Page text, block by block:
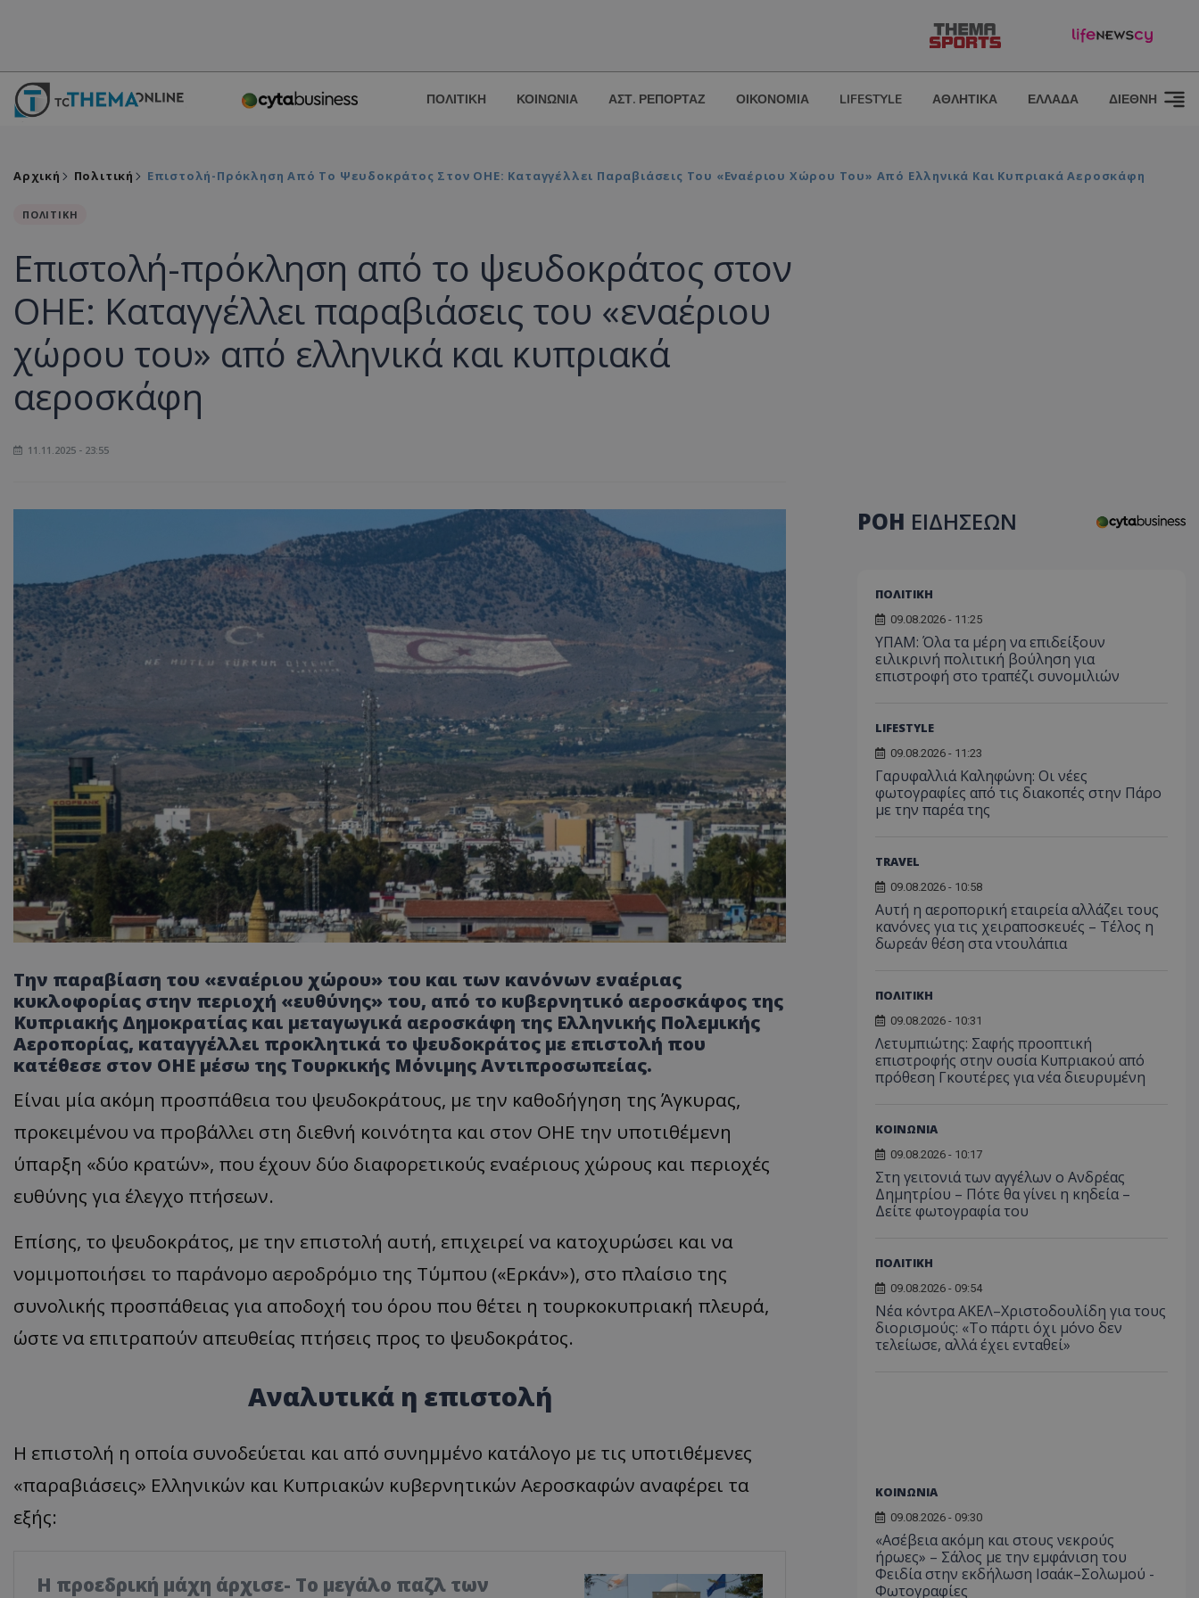
ΠΟΛΙΤΙΚΗ ΚΟΙΝΩΝΙΑ ΑΣΤ. ΡΕΠΟΡΤΑΖ ΟΙΚΟΝΟΜΙΑ LIFESTYLE ΑΘΛΗΤΙΚΑ ΕΛΛΑΔΑ ΔΙΕΘΝΗ
Αρχική Πολιτική Επιστολή-Πρόκληση Από Το Ψευδοκράτος Στον ΟΗΕ: Καταγγέλλει Παραβιάσεις Του «εναέριου Χώρου Του» Από Ελληνικά Και Κυπριακά Αεροσκάφη
ΠΟΛΙΤΙΚΗ
Επιστολή-πρόκληση από το ψευδοκράτος στον
ΟΗΕ: Καταγγέλλει παραβιάσεις του «εναέριου
χώρου του» από ελληνικά και κυπριακά
αεροσκάφη
11.11.2025 - 23:55
Την παραβίαση του «εναέριου χώρου» του και των κανόνων εναέριας
κυκλοφορίας στην περιοχή «ευθύνης» του, από το κυβερνητικό αεροσκάφος της
Κυπριακής Δημοκρατίας και μεταγωγικά αεροσκάφη της Ελληνικής Πολεμικής
Αεροπορίας, καταγγέλλει προκλητικά το ψευδοκράτος με επιστολή που
κατέθεσε στον ΟΗΕ μέσω της Τουρκικής Μόνιμης Αντιπροσωπείας.
Είναι μία ακόμη προσπάθεια του ψευδοκράτους, με την καθοδήγηση της Άγκυρας,
προκειμένου να προβάλλει στη διεθνή κοινότητα και στον ΟΗΕ την υποτιθέμενη
ύπαρξη «δύο κρατών», που έχουν δύο διαφορετικούς εναέριους χώρους και περιοχές
ευθύνης για έλεγχο πτήσεων.
Επίσης, το ψευδοκράτος, με την επιστολή αυτή, επιχειρεί να κατοχυρώσει και να
νομιμοποιήσει το παράνομο αεροδρόμιο της Τύμπου («Ερκάν»), στο πλαίσιο της
συνολικής προσπάθειας για αποδοχή του όρου που θέτει η τουρκοκυπριακή πλευρά,
ώστε να επιτραπούν απευθείας πτήσεις προς το ψευδοκράτος.
Αναλυτικά η επιστολή
Η επιστολή η οποία συνοδεύεται και από συνημμένο κατάλογο με τις υποτιθέμενες
«παραβιάσεις» Ελληνικών και Κυπριακών κυβερνητικών Αεροσκαφών αναφέρει τα
εξής:
Η προεδρική μάχη άρχισε- Το μεγάλο παζλ των
ΡΟΗ ΕΙΔΗΣΕΩΝ
ΠΟΛΙΤΙΚΗ
09.08.2026 - 11:25
ΥΠΑΜ: Όλα τα μέρη να επιδείξουν
ειλικρινή πολιτική βούληση για
επιστροφή στο τραπέζι συνομιλιών
LIFESTYLE
09.08.2026 - 11:23
Γαρυφαλλιά Καληφώνη: Οι νέες
φωτογραφίες από τις διακοπές στην Πάρο
με την παρέα της
TRAVEL
09.08.2026 - 10:58
Αυτή η αεροπορική εταιρεία αλλάζει τους
κανόνες για τις χειραποσκευές – Τέλος η
δωρεάν θέση στα ντουλάπια
ΠΟΛΙΤΙΚΗ
09.08.2026 - 10:31
Λετυμπιώτης: Σαφής προοπτική
επιστροφής στην ουσία Κυπριακού από
πρόθεση Γκουτέρες για νέα διευρυμένη
ΚΟΙΝΩΝΙΑ
09.08.2026 - 10:17
Στη γειτονιά των αγγέλων ο Ανδρέας
Δημητρίου – Πότε θα γίνει η κηδεία –
Δείτε φωτογραφία του
ΠΟΛΙΤΙΚΗ
09.08.2026 - 09:54
Νέα κόντρα ΑΚΕΛ–Χριστοδουλίδη για τους
διορισμούς: «Το πάρτι όχι μόνο δεν
τελείωσε, αλλά έχει ενταθεί»
ΚΟΙΝΩΝΙΑ
09.08.2026 - 09:30
«Ασέβεια ακόμη και στους νεκρούς
ήρωες» – Σάλος με την εμφάνιση του
Φειδία στην εκδήλωση Ισαάκ–Σολωμού -
Φωτογραφίες